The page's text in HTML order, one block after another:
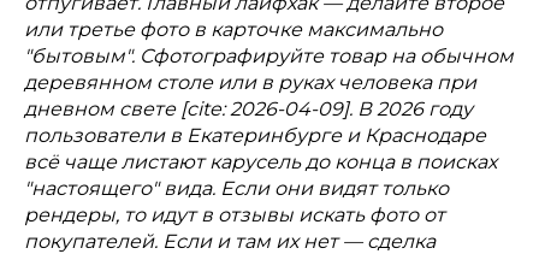
или третье фото в карточке максимально
"бытовым". Сфотографируйте товар на обычном
деревянном столе или в руках человека при
дневном свете [cite: 2026-04-09]. В 2026 году
пользователи в Екатеринбурге и Краснодаре
всё чаще листают карусель до конца в поисках
"настоящего" вида. Если они видят только
рендеры, то идут в отзывы искать фото от
покупателей. Если и там их нет — сделка